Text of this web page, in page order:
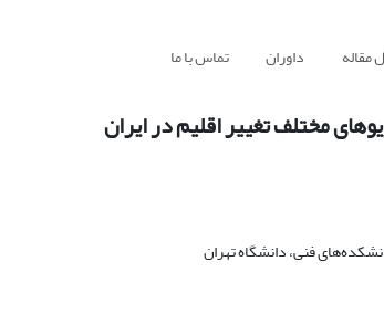
مقاله داوران تماس با ما
مختلف تغییر اقلیم در ایران
فنی، دانشگاه تهران